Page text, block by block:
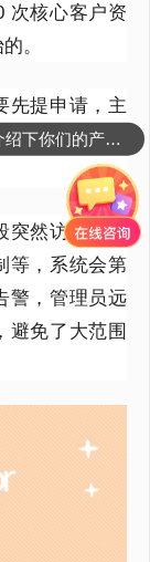
次核心客户资
。
先提申请，主
整个过程留
突然访问大量
等，系统会第
警，管理员远
避免了大范围
可以介绍下你们的产品么？